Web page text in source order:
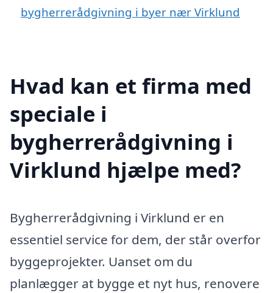
bygherrerådgivning i byer nær Virklund
Hvad kan et firma med
speciale i
bygherrerådgivning i
Virklund hjælpe med?
Bygherrerådgivning i Virklund er en
essentiel service for dem, der står overfor
byggeprojekter. Uanset om du
planlægger at bygge et nyt hus, renovere